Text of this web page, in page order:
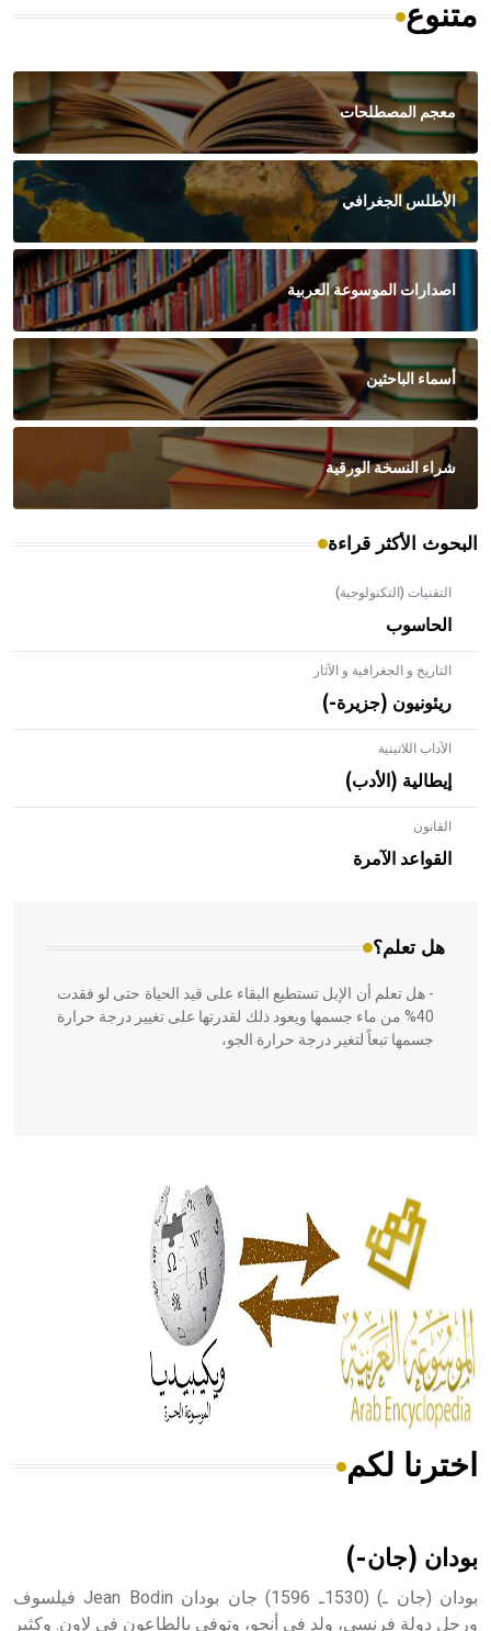
متنوع
معجم المصطلحات
الأطلس الجغرافي
اصدارات الموسوعة العربية
أسماء الباحثين
شراء النسخة الورقية
البحوث الأكثر قراءة
التقنيات (التكنولوجية)
الحاسوب
التاريخ و الجغرافية و الآثار
ريئونيون (جزيرة-)
الآداب اللاتينية
إيطالية (الأدب)
القانون
القواعد الآمرة
هل تعلم؟
- هل تعلم أن الأبلق نوع من الفنون الهندسية التي ارتبطت
بالعمارة الإسلامية في بلاد الشام ومصر خاصة، حيث يحرص
المعمار على بناء مداميكه وخاصة في الواجهات
- هل تعلم أن الإبل تستطيع البقاء على قيد الحياة حتى لو فقدت
40% من ماء جسمها ويعود ذلك لقدرتها على تغيير درجة حرارة
جسمها تبعاً لتغير درجة حرارة الجو،
الحكم، الأدلة، تنظيم التغذية، ورسالته في جروح الرأس. ويعود
له الفضل بأنه حرر الطب من الدين والفلسفة.
- هل تعلم أن المرجان إفراز حيواني يتكون في البحر ويتركب
من مادة كربونات الكلسيوم، وهو أحمر أو شديد الحمرة وهو
أجود أنواعه، ويمتاز بكبر الحجم ويسمى الش
هل تعلم أن الأبسيد كلمة فرنسية اللفظ تم اعتمادها مصطلحاً
اخترنا لكم
بودان (جان-)
بودان (جان ـ) (1530ـ 1596) جان بودان Jean Bodin فيلسوف
ورجل دولة فرنسي، ولد في أنجو، وتوفي بالطاعون في لاون. وكثير